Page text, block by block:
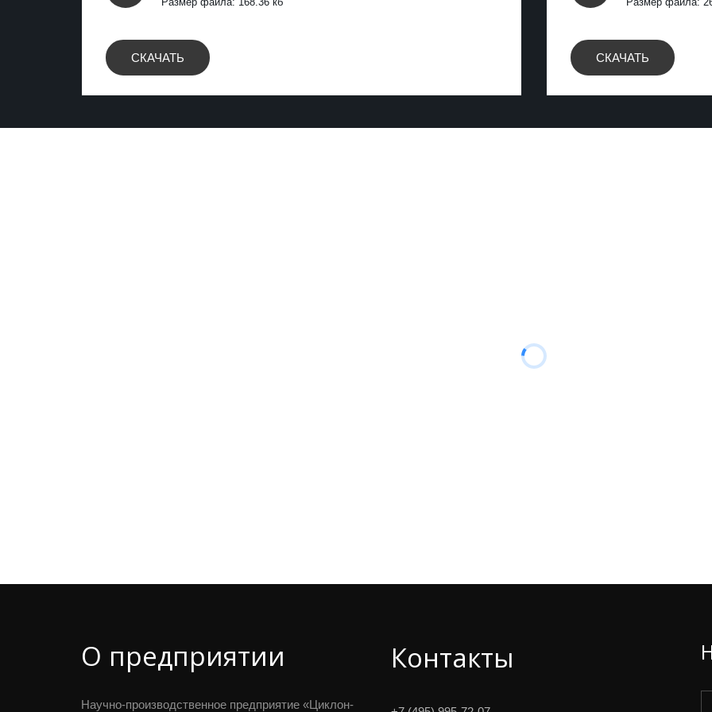
СКАЧАТЬ СКАЧАТЬ
О предприятии
Научно-производственное предприятие «Циклон-
Контакты